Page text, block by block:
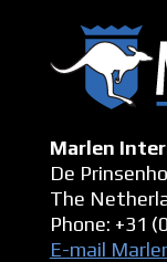
Marlen
De
The
Phone: +31
E-mail